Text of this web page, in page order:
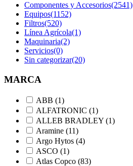
Componentes y Accesorios(2541)
Equipos(1152)
Filtros(520)
Línea Agrícola(1)
Maquinaria(2)
Servicios(0)
Sin categorizar(20)
MARCA
ABB (1)
ALFATRONIC (1)
ALLEB BRADLEY (1)
Aramine (11)
Argo Hytos (4)
ASCO (1)
Atlas Copco (83)